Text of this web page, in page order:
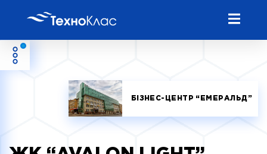
БІЗНЕС-ЦЕНТР “ЕМЕРАЛЬД”